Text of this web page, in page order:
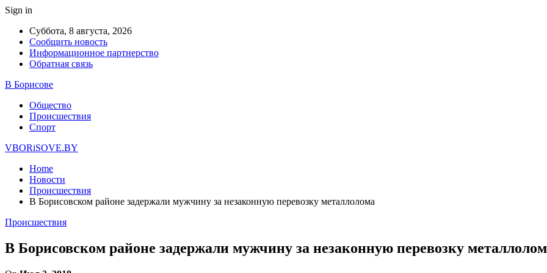
Sign in
Суббота, 8 августа, 2026
Сообщить новость
Информационное партнерство
Обратная связь
В Борисове
Общество
Происшествия
Спорт
VBORiSOVE.BY
Home
Новости
Происшествия
В Борисовском районе задержали мужчину за незаконную перевозку металлолома
Происшествия
В Борисовском районе задержали мужчину за незаконную перевозку